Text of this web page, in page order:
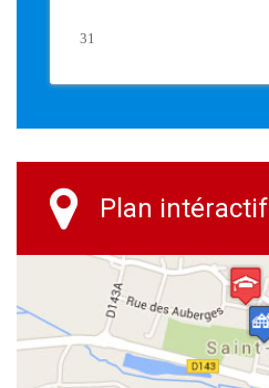
31
Plan intéractif